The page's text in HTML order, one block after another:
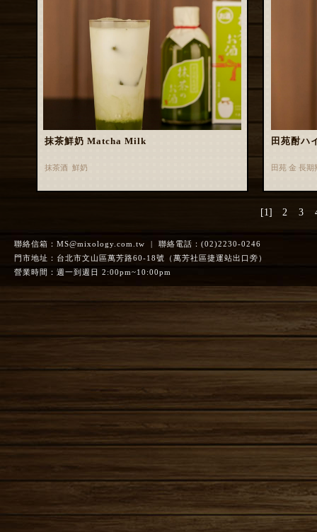
抹茶鮮奶 Matcha Milk
抹茶酒 鮮奶
田苑酎ハ
田苑 金 長
[1] 2 3
聯絡信箱： MS@mixology.com.tw | 聯絡電話：(02)2230-0246
門市地址：台北市文山區萬芳路60-18號（萬芳社區捷運站出口旁）
營業時間：週一到週日 2:00pm~10:00pm